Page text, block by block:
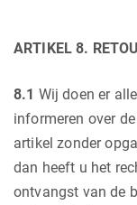
ARTIKEL 8.
8.1 Wij doen er
informeren over
artikel zonder
dan heeft u het
ontvangst van de